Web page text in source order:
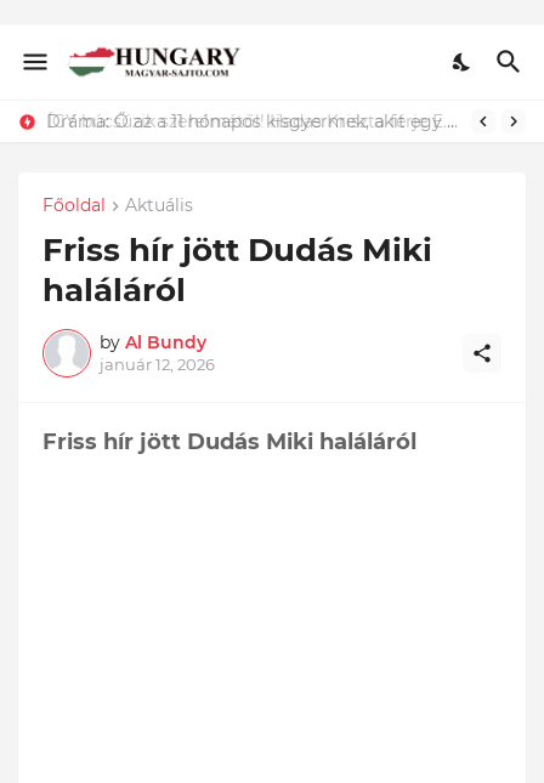
Dráma: Ő az a 11 hónapos kisgyermek, akit egy kukában találtak és csak a szerencsének köszönhető, hogy életben maradt. Döbbenet ami történt:
Főoldal Aktuális
Friss hír jött Dudás Miki
haláláról
by Al Bundy
január 12, 2026
Friss hír jött Dudás Miki haláláról